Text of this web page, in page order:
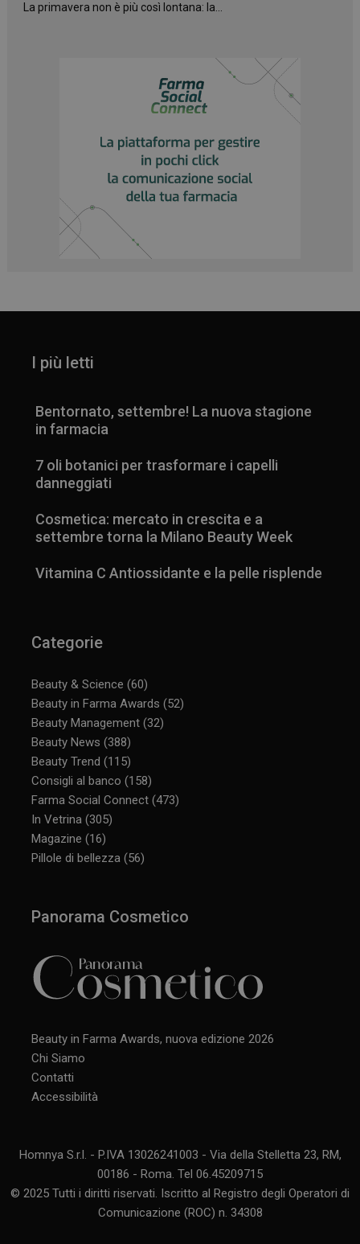
La primavera non è più così lontana: la...
I più letti
Bentornato, settembre! La nuova stagione
in farmacia
7 oli botanici per trasformare i capelli
danneggiati
Cosmetica: mercato in crescita e a
settembre torna la Milano Beauty Week
Vitamina C Antiossidante e la pelle risplende
Categorie
Beauty & Science (60)
Beauty in Farma Awards (52)
Beauty Management (32)
Beauty News (388)
Beauty Trend (115)
Consigli al banco (158)
Farma Social Connect (473)
In Vetrina (305)
Magazine (16)
Pillole di bellezza (56)
Panorama Cosmetico
Beauty in Farma Awards, nuova edizione 2026
Chi Siamo
Contatti
Accessibilità
Homnya S.r.l. - P.IVA 13026241003 - Via della Stelletta 23, RM,
00186 - Roma. Tel 06.45209715
© 2025 Tutti i diritti riservati. Iscritto al Registro degli Operatori di
Comunicazione (ROC) n. 34308